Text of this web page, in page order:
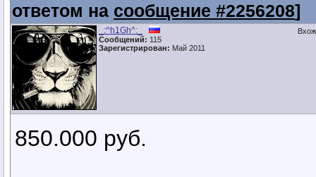
ответом на сообщение #2256208]
_:^h1Gh^:_
Сообщений: 115
Зарегистрирован: Май 2011
850.000 руб.